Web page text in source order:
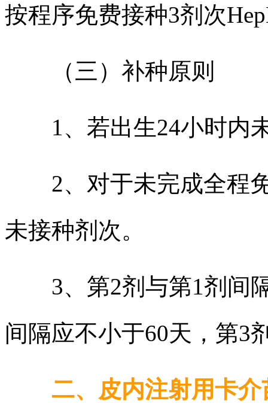
按程序免费接种3剂次
（三）补种原则
1、若出生24小时内
2、对于未完成全程免
未接种剂次。
3、第2剂与第1剂间隔
间隔应不小于60天，第3
二、皮内注射用卡